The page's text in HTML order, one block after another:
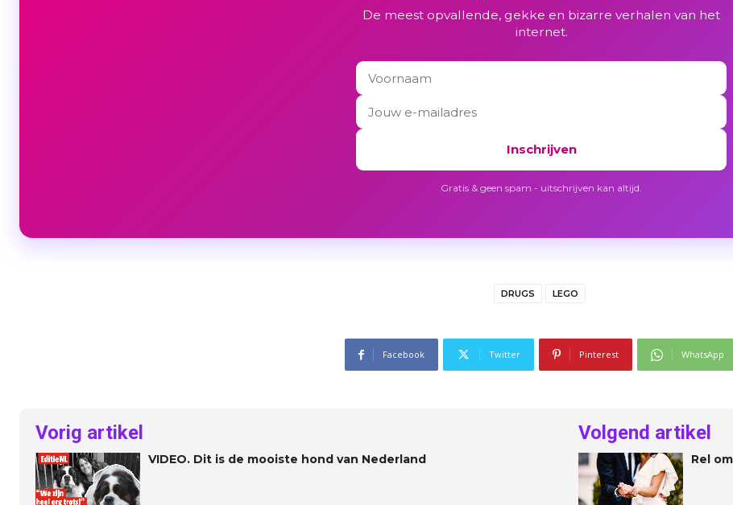
De meest opvallende, gekke en bizarre verhalen van het
internet.
Inschrijven
Gratis & geen spam - uitschrijven kan altijd.
DRUGS LEGO
Facebook Twitter Pinterest WhatsApp
Vorig artikel
VIDEO. Dit is de mooiste hond van Nederland
Volgend artikel
Rel